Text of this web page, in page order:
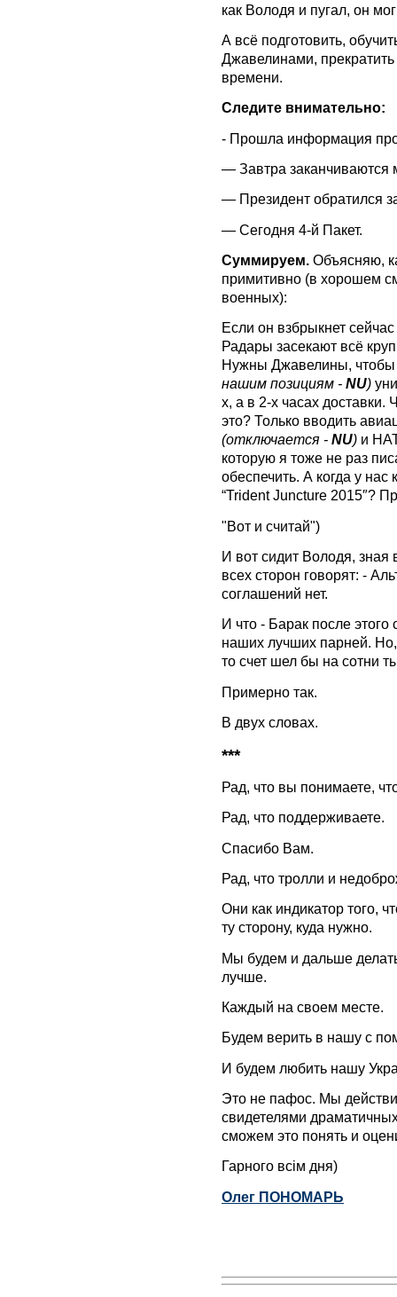
как Володя и пугал, он
А всё подготовить,
Джавелинами, прекратить
времени.
Следите внимательно:
- Прошла информация
— Завтра
— Президент обратился
— Сегодня 4-й Пакет.
Суммируем. Объясняю,
примитивно (в хорошем
военных):
Если он взбрыкнет
Радары засекают всё
Нужны Джавелины, чтобы
нашим позициям - NU)
х, а в 2-х часах
это? Только вводить
(отключается - NU) и
которую я тоже не раз
обеспечить. А когда у
“Trident Juncture 2015″?
"Вот и считай")
И вот сидит Володя, зная
всех сторон говорят: -
соглашений нет.
И что - Барак после
наших лучших парней.
то счет шел бы на сотни
Примерно так.
В двух словах.
***
Рад, что вы понимаете,
Рад, что поддерживаете.
Спасибо Вам.
Рад, что тролли и
Они как индикатор того,
ту сторону, куда нужно.
Мы будем и дальше
лучше.
Каждый на своем месте.
Будем верить в нашу с
И будем любить нашу
Это не пафос. Мы
свидетелями
сможем это понять и
Гарного всім дня)
Олег ПОНОМАРЬ